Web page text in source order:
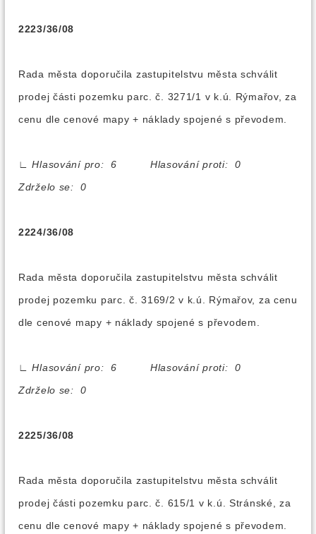
2223/36/08
Rada města doporučila zastupitelstvu města schválit
prodej části pozemku parc. č. 3271/1 v k.ú. Rýmařov, za
cenu dle cenové mapy + náklady spojené s převodem.
∟
Hlasování pro: 6 Hlasování proti: 0
Zdrželo se: 0
2224/36/08
Rada města doporučila zastupitelstvu města schválit
prodej pozemku parc. č. 3169/2 v k.ú. Rýmařov, za cenu
dle cenové mapy + náklady spojené s převodem.
∟
Hlasování pro: 6 Hlasování proti: 0
Zdrželo se: 0
2225/36/08
Rada města doporučila zastupitelstvu města schválit
prodej části pozemku parc. č. 615/1 v k.ú. Stránské, za
cenu dle cenové mapy + náklady spojené s převodem.